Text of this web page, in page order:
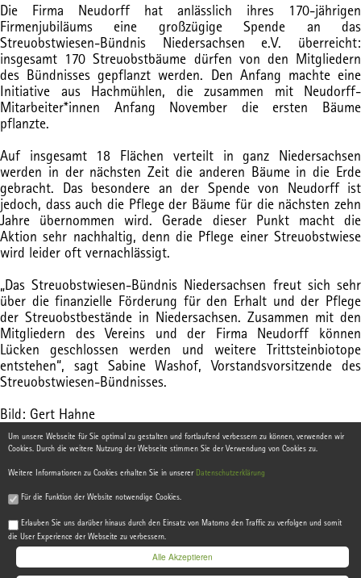
Um unsere Webseite für Sie optimal zu gestalten und fortlaufend verbessern zu können, verwenden wir
Cookies. Durch die weitere Nutzung der Webseite stimmen Sie der Verwendung von Cookies zu.
Weitere Informationen zu Cookies erhalten Sie in unserer Datenschutzerklärung
Für die Funktion der Website notwendige Cookies.
Erlauben Sie uns darüber hinaus durch den Einsatz von Matomo den Traffic zu verfolgen und somit
die User Experience der Webseite zu verbessern.
Alle Akzeptieren
Die Firma Neudorff hat anlässlich ihres 170-jährigen
Firmenjubiläums eine großzügige Spende an das
Streuobstwiesen-Bündnis Niedersachsen e.V. überreicht:
insgesamt 170 Streuobstbäume dürfen von den Mitgliedern
des Bündnisses gepflanzt werden. Den Anfang machte eine
Initiative aus Hachmühlen, die zusammen mit Neudorff-
Mitarbeiter*innen Anfang November die ersten Bäume
pflanzte.
Auf insgesamt 18 Flächen verteilt in ganz Niedersachsen
werden in der nächsten Zeit die anderen Bäume in die Erde
gebracht. Das besondere an der Spende von Neudorff ist
jedoch, dass auch die Pflege der Bäume für die nächsten zehn
Jahre übernommen wird. Gerade dieser Punkt macht die
Aktion sehr nachhaltig, denn die Pflege einer Streuobstwiese
wird leider oft vernachlässigt.
„Das Streuobstwiesen-Bündnis Niedersachsen freut sich sehr
über die finanzielle Förderung für den Erhalt und der Pflege
der Streuobstbestände in Niedersachsen. Zusammen mit den
Mitgliedern des Vereins und der Firma Neudorff können
Lücken geschlossen werden und weitere Trittsteinbiotope
entstehen“, sagt Sabine Washof, Vorstandsvorsitzende des
Streuobstwiesen-Bündnisses.
Bild: Gert Hahne
© 2021, HannoverIP SYSCON
|Kontakt|Impressum|Datenschutz|Hilfe|